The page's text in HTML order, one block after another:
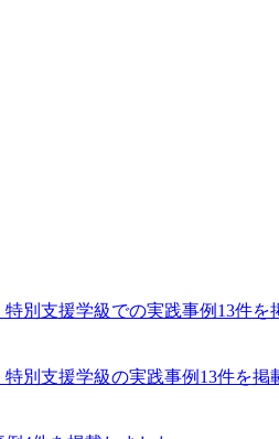
別支援学級での実践事例13件を
別支援学級の実践事例13件を掲